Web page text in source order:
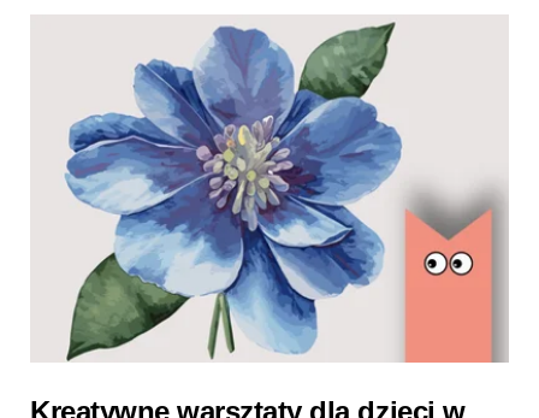
Kreatywne warsztaty dla dzieci w